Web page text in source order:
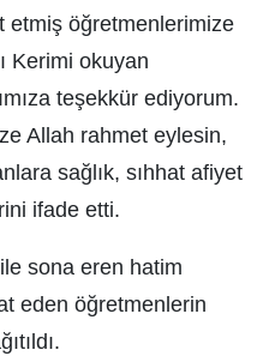
etmiş öğretmenlerimize
Kerimi okuyan
teşekkür ediyorum.
Allah rahmet eylesin,
sağlık, sıhhat afiyet
ifade etti.
ile sona eren hatim
eden öğretmenlerin